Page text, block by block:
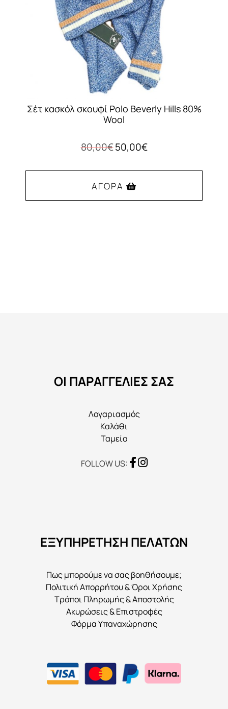
Σέτ κασκόλ σκουφί Polo Beverly Hills 80%
Wool
80,00€ Original
was:
80,00€.
50,00€Η
τιμή
ΑΓΟΡΆ
ΟΙ ΠΑΡΑΓΓΕΛΙΕΣ ΣΑΣ
Λογαριασμός
Καλάθι
Ταμείο
FOLLOW US:
ΕΞΥΠΗΡΕΤΗΣΗ ΠΕΛΑΤΩΝ
Πως μπορούμε να σας βοηθήσουμε;
Πολιτική Απορρήτου & Όροι Χρήσης
Τρόποι Πληρωμής & Αποστολής
Ακυρώσεις & Επιστροφές
Φόρμα Υπαναχώρησης